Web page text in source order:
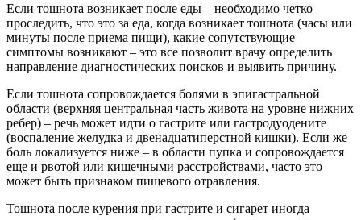
Если тошнота возникает после еды – необходимо четко
проследить, что это за еда, когда возникает тошнота (часы или
минуты после приема пищи), какие сопутствующие
симптомы возникают – это все позволит врачу определить
направление диагностических поисков и выявить причину.
Если тошнота сопровождается болями в эпигастральной
области (верхняя центральная часть живота на уровне нижних
ребер) – речь может идти о гастрите или гастродуодените
(воспаление желудка и двенадцатиперстной кишки). Если же
боль локализуется ниже – в области пупка и сопровождается
еще и рвотой или кишечными расстройствами, часто это
может быть признаком пищевого отравления.
Тошнота после курения при гастрите и сигарет иногда